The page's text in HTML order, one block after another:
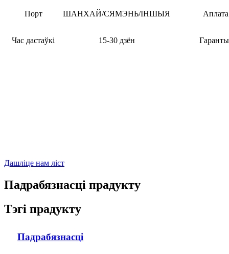
Порт ШАНХАЙ/СЯМЭНЬ/ІНШЫЯ Аплата
Час дастаўкі 15-30 дзён
Дашліце нам ліст
Падрабязнасці прадукту
Тэгі прадукту
Падрабязнасці